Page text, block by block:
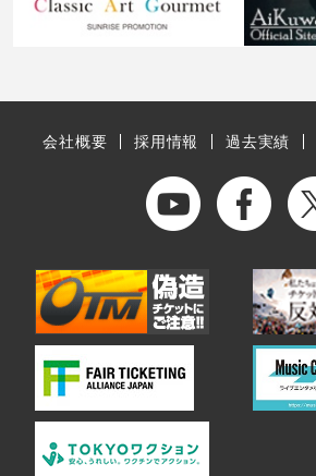
会社概要 採用情報 過去実績